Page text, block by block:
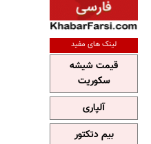
لینک های مفید
قیمت شیشه
سکوریت
آلپاری
بیم دتکتور